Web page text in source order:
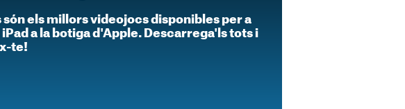
són els millors videojocs disponibles per a
iPad a la botiga d'Apple. Descarrega'ls tots i
te!